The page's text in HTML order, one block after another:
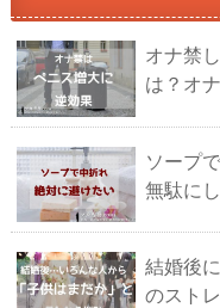
オナ禁
は？オ
ソープ
無駄に
結婚後
のスト